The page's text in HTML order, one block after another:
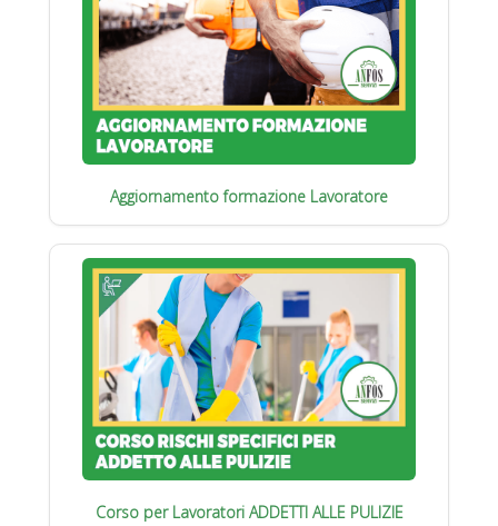
Aggiornamento formazione Lavoratore
Corso per Lavoratori ADDETTI ALLE PULIZIE